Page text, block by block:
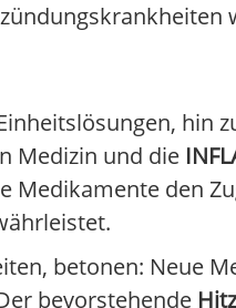
hin
Medizin und die
Medikamente den
betonen: Neue
bevorstehende